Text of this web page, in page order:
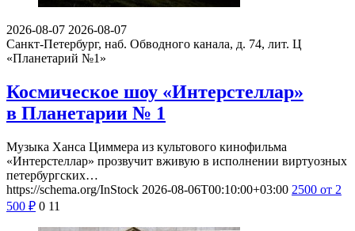
2026-08-07 2026-08-07
Санкт-Петербург, наб. Обводного канала, д. 74, лит. Ц
«Планетарий №1»
Космическое шоу «Интерстеллар»
в Планетарии № 1
Музыка Ханса Циммера из культового кинофильма
«Интерстеллар» прозвучит вживую в исполнении виртуозных
петербургских…
https://schema.org/InStock 2026-08-06T00:10:00+03:00 2500 от 2
500 ₽ 0 11